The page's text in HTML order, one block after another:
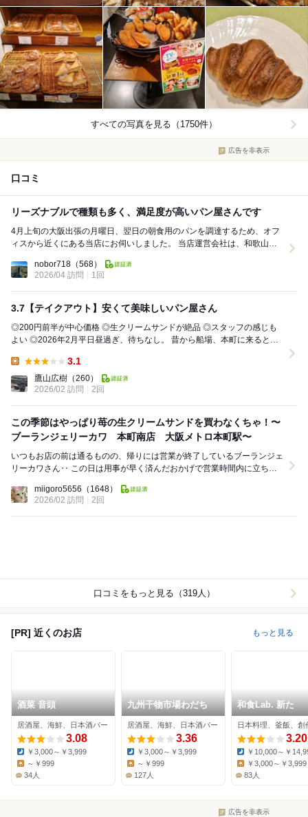
すべての写真を見る（1750件）
広告を非表示
口コミ
リーズナブルで種類も多く、満足度が高いパン屋さんです
4月上旬の大阪出張の月曜日、翌日の朝食用のパンを調達するため、オフ
ィスから近くにある当店にお伺いしました。 当店運営会社は、和歌山県
nobor718 （568）
2026/04 訪問
1回
3.7【テイクアウト】安くて美味しいパン屋さん
◎200円前半が中心価格 ◎生クリームサンドが絶品 ◎スタッフの感じも
よい ◎2026年2月平日昼過ぎ、待ちなし。 昔から船場、本町に来ると寄
3.1
鷹山広樹 （260）
2026/02 訪問
2回
この季節はやっぱり苺の生クリームサンドを買わなくちゃ！〜
ブーランジェリーカワ 本町南店 大阪メトロ本町駅〜
いつもお店の前は通るものの、帰りには営業が終了しているブーランジェ
リーカワさん‥ この日は用事が早く済んだおかげで営業時間内に立ち寄
miigoro5656 （1648）
2026/02 訪問
2回
口コミをもっと見る（319人）
[PR] 近くのお店 もっと見る
酒菜 音頭
居酒屋、海鮮、日本酒バー
3.08
Dinner:
￥3,000～￥3,999
Lunch:
～￥999
34人
九州干物市場わだち
居酒屋、海鮮、日本酒バー
3.36
Dinner:
￥3,000～￥3,999
～￥999
127人
和食Lab. 新た
日本料理、釜飯、創
3.20
Dinner:
￥10,000～￥
Lunch:
￥3,000～￥3,999
83人
広告を非表示